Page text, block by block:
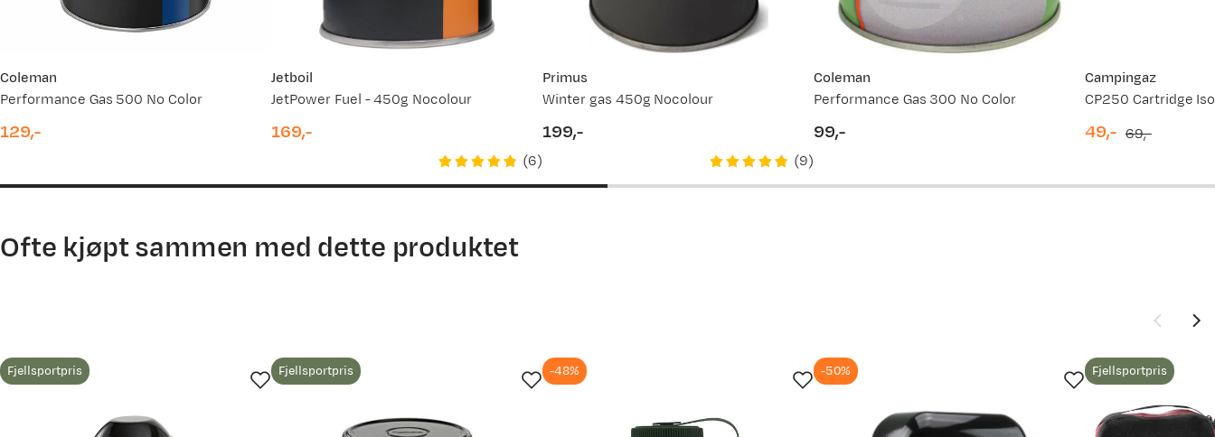
Egil R
Bekreftet kjøper
2 år siden
No Color
Coleman
Performance Gas 500 No Color
129,-
Jetboil
JetPower Fuel - 450g Nocolour
169,-
(6)
Primus
Winter gas 450g Nocolour
199,-
(9)
Coleman
Performance Gas 300 No Color
99,-
Campingaz
CP250 Cartridge
49,- 69,-
Ofte kjøpt sammen med dette produktet
Fjellsportpris Fjellsportpris -48% -50% Fjellsportpris